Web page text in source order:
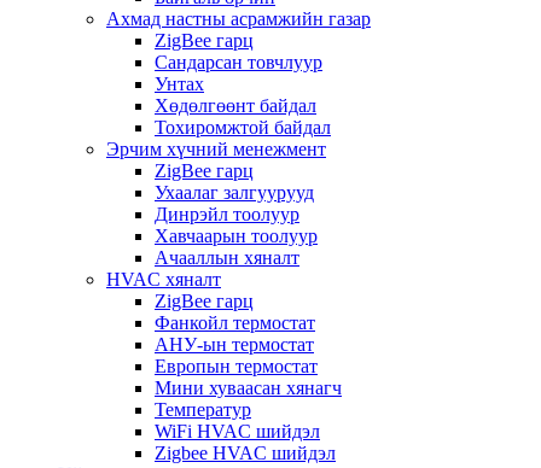
Ахмад настны асрамжийн газар
ZigBee гарц
Сандарсан товчлуур
Унтах
Хөдөлгөөнт байдал
Тохиромжтой байдал
Эрчим хүчний менежмент
ZigBee гарц
Ухаалаг залгуурууд
Динрэйл тоолуур
Хавчаарын тоолуур
Ачааллын хяналт
HVAC хяналт
ZigBee гарц
Фанкойл термостат
АНУ-ын термостат
Европын термостат
Мини хуваасан хянагч
Температур
WiFi HVAC шийдэл
Zigbee HVAC шийдэл